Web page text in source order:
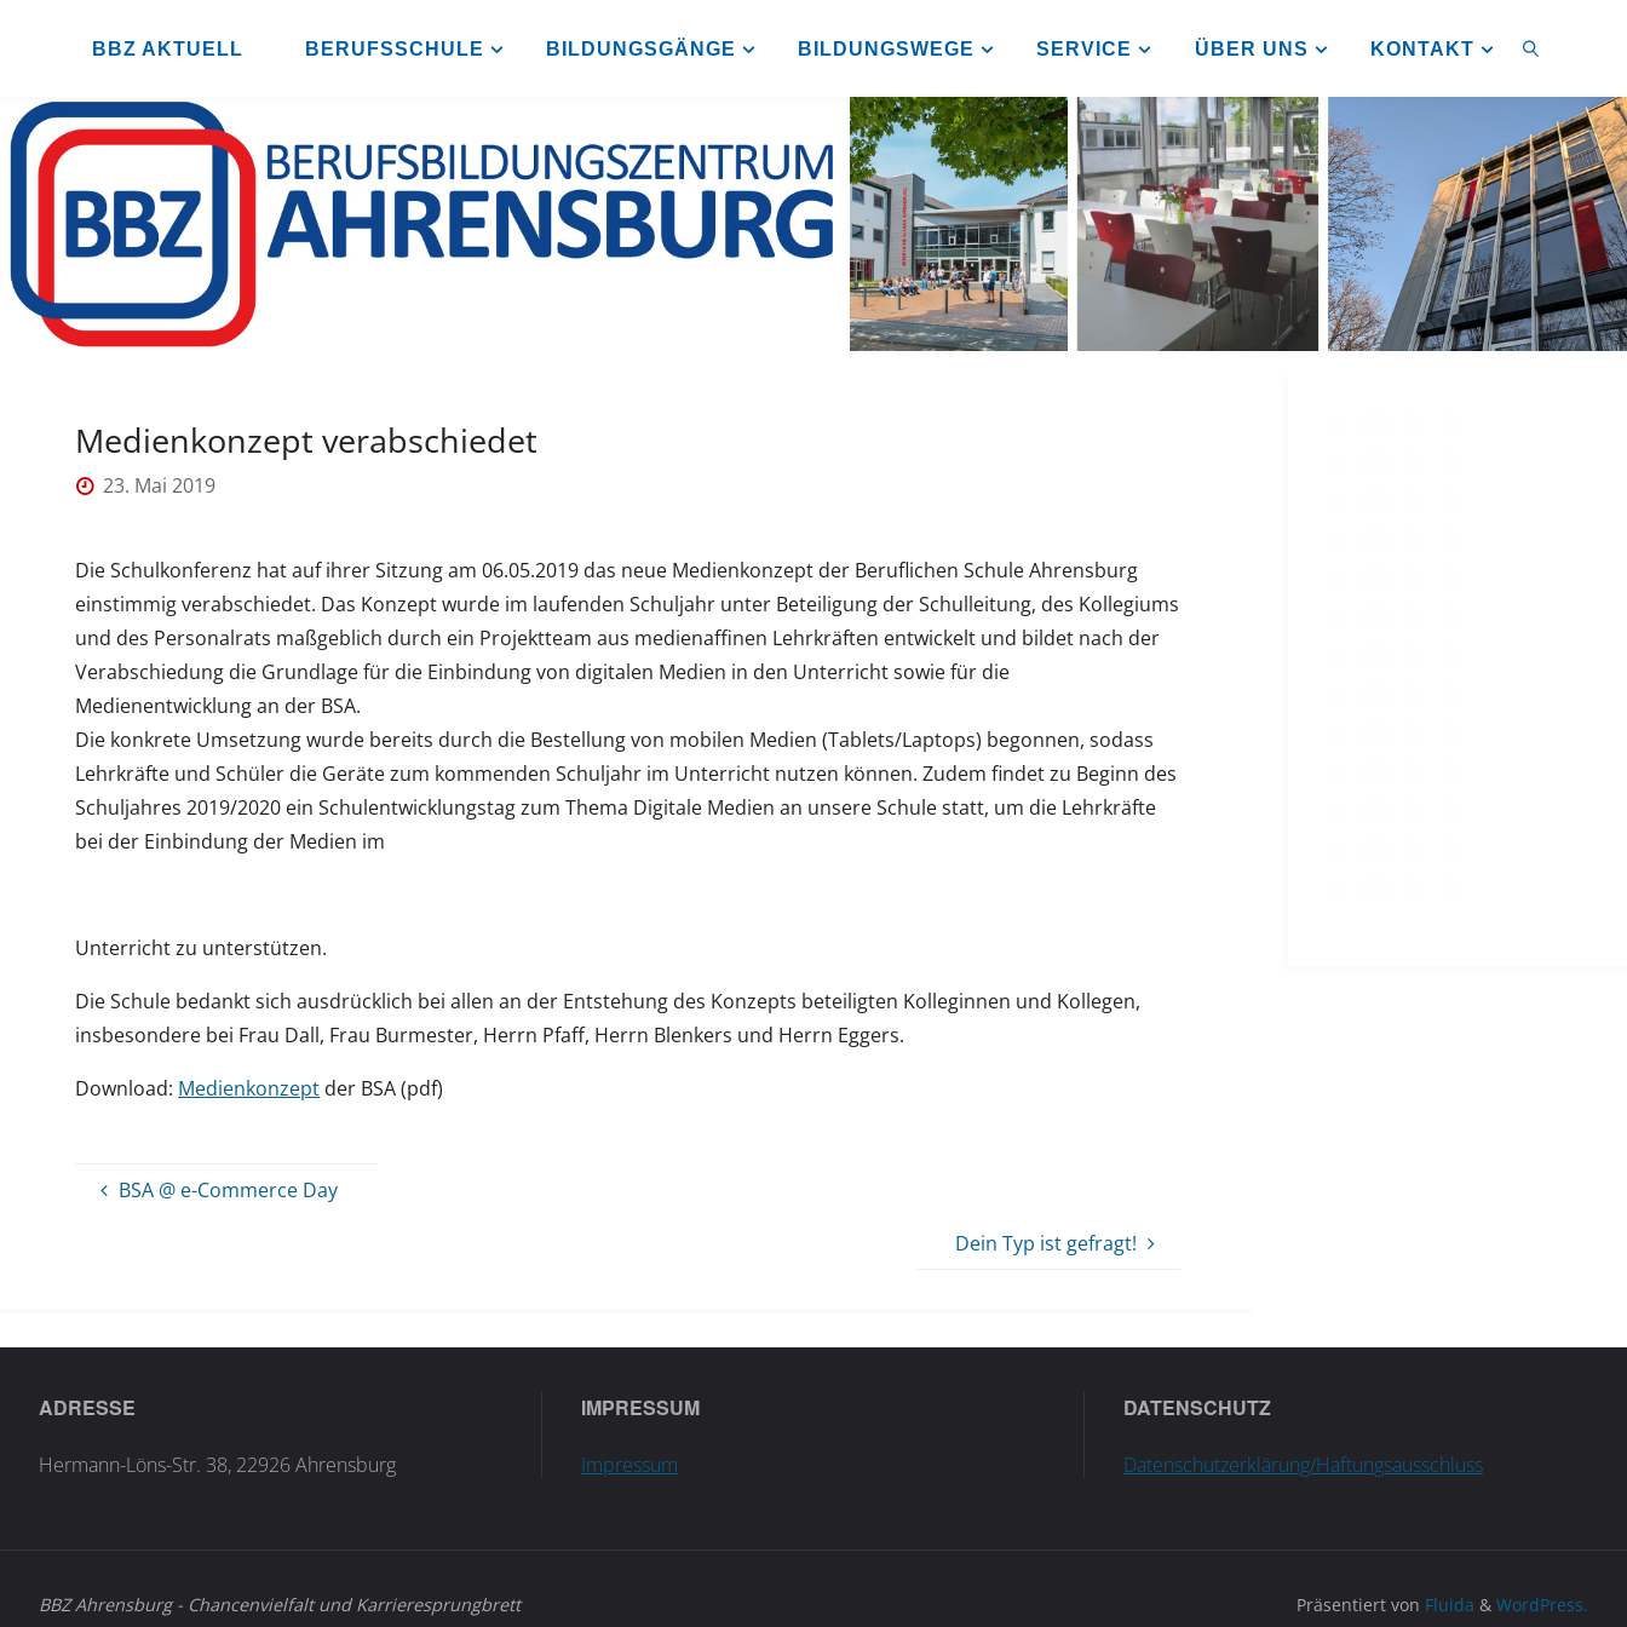
BZ
A
R
S
UR
BBZ AKTUELL BERUFSSCHULE BILDUNGSGÄNGE BILDUNGSWEGE SERVICE ÜBER UNS KONTAKT
SUCHEN
Medienkonzept verabschiedet
23. Mai 2019
Die Schulkonferenz hat auf ihrer Sitzung am 06.05.2019 das neue Medienkonzept der Beruflichen Schule Ahrensburg
einstimmig verabschiedet. Das Konzept wurde im laufenden Schuljahr unter Beteiligung der Schulleitung, des Kollegiums
und des Personalrats maßgeblich durch ein Projektteam aus medienaffinen Lehrkräften entwickelt und bildet nach der
Verabschiedung die Grundlage für die Einbindung von digitalen Medien in den Unterricht sowie für die
Medienentwicklung an der BSA.
Die konkrete Umsetzung wurde bereits durch die Bestellung von mobilen Medien (Tablets/Laptops) begonnen, sodass
Lehrkräfte und Schüler die Geräte zum kommenden Schuljahr im Unterricht nutzen können. Zudem findet zu Beginn des
Schuljahres 2019/2020 ein Schulentwicklungstag zum Thema Digitale Medien an unsere Schule statt, um die Lehrkräfte
bei der Einbindung der Medien im
Unterricht zu unterstützen.
Die Schule bedankt sich ausdrücklich bei allen an der Entstehung des Konzepts beteiligten Kolleginnen und Kollegen,
insbesondere bei Frau Dall, Frau Burmester, Herrn Pfaff, Herrn Blenkers und Herrn Eggers.
Download: Medienkonzept der BSA (pdf)
BSA @ e-Commerce Day
Dein Typ ist gefragt!
ADRESSE
Hermann-Löns-Str. 38, 22926 Ahrensburg
IMPRESSUM
Impressum
DATENSCHUTZ
Datenschutzerklärung/Haftungsausschluss
BBZ Ahrensburg - Chancenvielfalt und Karrieresprungbrett Präsentiert von Fluida & WordPress.